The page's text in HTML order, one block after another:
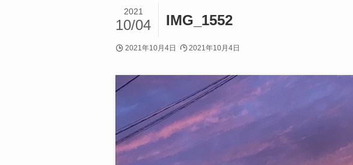
IMG_1552
2021
10/04
2021年10月4日 2021年10月4日